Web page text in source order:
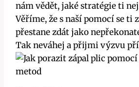
nám vědět, jaké stratégie ti
Věříme, že s naší pomocí se ti
přestane zdát jako
Tak neváhej a přijmi výzvu